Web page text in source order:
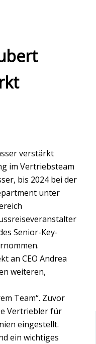
verstärkt
im Vertriebsteam
bis 2024 bei der
unter
Senior-Key-
an CEO Andrea
weiteren,
Team“. Zuvor
Vertriebler für
eingestellt.
ein wichtiges